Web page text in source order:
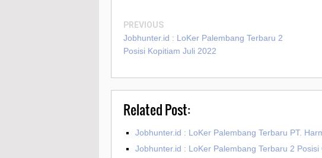
PREVIOUS
Jobhunter.id : LoKer Palembang Terbaru 2
Posisi Kopitiam Juli 2022
Related Post:
Jobhunter.id : LoKer Palembang Terbaru PT.
Jobhunter.id : LoKer Palembang Terbaru 2 Posisi